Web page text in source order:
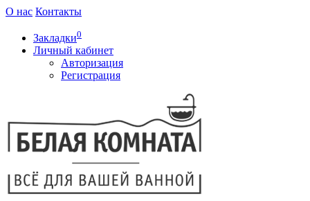
О нас Контакты
Закладки0
Личный кабинет
Авторизация
Регистрация